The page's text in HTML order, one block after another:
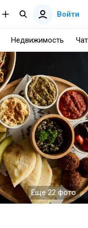
Войти
Недвижимость Чат
Еще 22 фото